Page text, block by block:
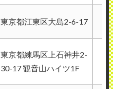
東京都江東区大島2-6-17
東京都練馬区上石神井2-
30-17 観音山ハイツ1F